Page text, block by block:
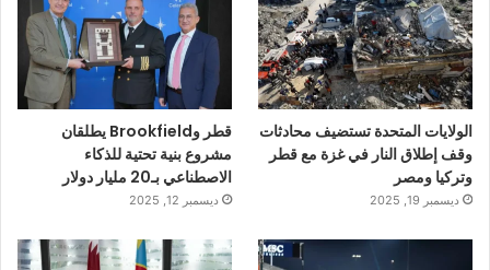
الولايات المتحدة تستضيف محادثات
وقف إطلاق النار في غزة مع قطر
وتركيا ومصر
ديسمبر 19, 2025
قطر وBrookfield يطلقان
مشروع بنية تحتية للذكاء
الاصطناعي بـ20 مليار دولار
ديسمبر 12, 2025